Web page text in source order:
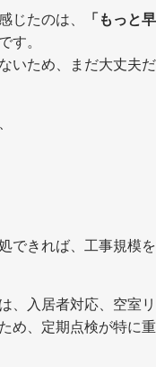
じたのは、
「もっと
す。
いため、まだ大丈夫
できれば、工事規模
、入居者対応、空室
め、定期点検が特に重